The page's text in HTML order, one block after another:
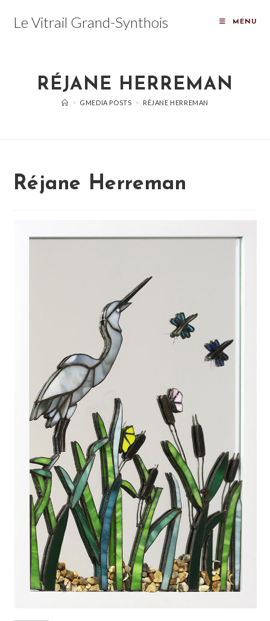
Le Vitrail Grand-Synthois MENU
RÉJANE HERREMAN
> GMEDIA POSTS > RÉJANE HERREMAN
Réjane Herreman